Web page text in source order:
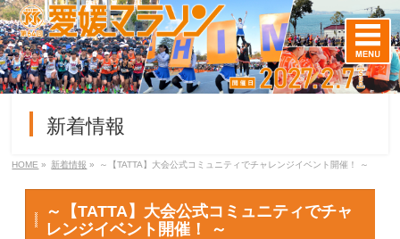
新着情報
HOME » 新着情報 » ～【TATTA】大会公式コミュニティでチャレンジイベント開催！ ～
～【TATTA】大会公式コミュニティでチャ
レンジイベント開催！ ～